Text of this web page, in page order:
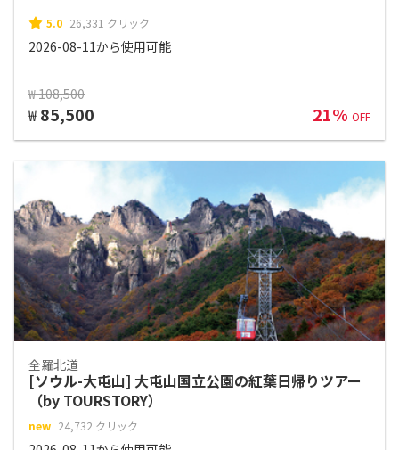
5.0 26,331 クリック
2026-08-11から使用可能
₩ 108,500
₩ 85,500 21% OFF
全羅北道
[ソウル-大屯山] 大屯山国立公園の紅葉日帰りツアー
（by TOURSTORY）
new 24,732 クリック